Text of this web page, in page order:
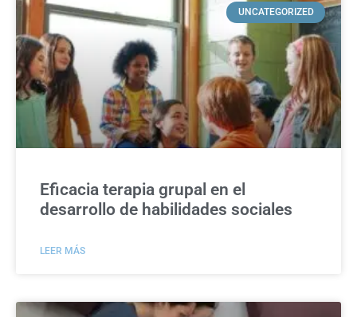
UNCATEGORIZED
Eficacia terapia grupal en el
desarrollo de habilidades sociales
LEER MÁS